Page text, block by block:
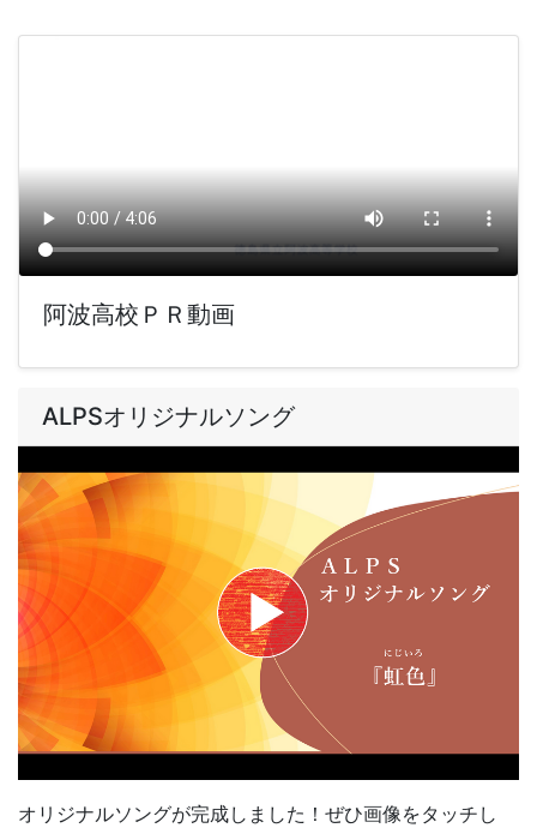
阿波高校ＰＲ動画
ALPSオリジナルソング
オリジナルソングが完成しました！ぜひ画像をタッチし